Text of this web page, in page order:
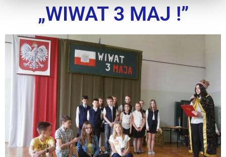
„WIWAT 3 MAJ !”